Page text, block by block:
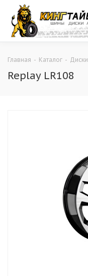
Главная - Каталог - Диски
Replay LR108